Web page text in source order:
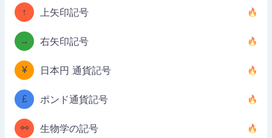
↑ 上矢印記号
→ 右矢印記号
¥ 日本円 通貨記号
£ ポンド通貨記号
⚯ 生物学の記号